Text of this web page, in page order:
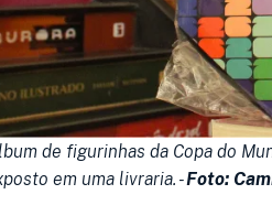
de figurinhas da Copa do
em uma livraria. -Foto: